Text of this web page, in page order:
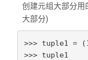
创建元组大部分用
大部分)
>>> tuple1 =
>>> tuple1